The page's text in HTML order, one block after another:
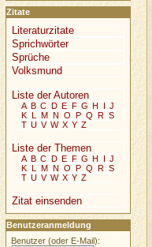
Zitate
Literaturzitate
Sprichwörter
Sprüche
Volksmund
Liste der Autoren
A B C D E F G H I J
K L M N O P Q R S
T U V W X Y Z
Liste der Themen
A B C D E F G H I J
K L M N O P Q R S
T U V W X Y Z
Zitat einsenden
Benutzeranmeldung
Benutzer (oder E-Mail):